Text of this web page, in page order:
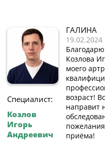
Специалист:
Козлов
Игорь
Андреевич
ГАЛИНА
19.02.2024
Козлова
моего
возраст!
направит
приёма!